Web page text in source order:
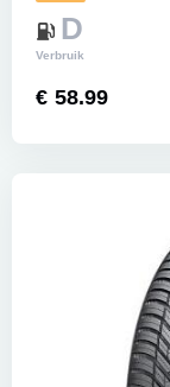
D
Verbruik
€ 58.99